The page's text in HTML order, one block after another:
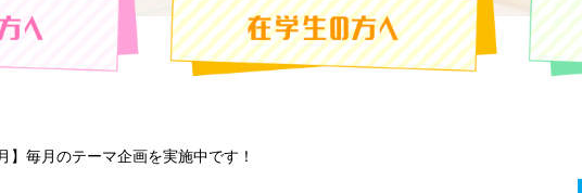
】毎月のテーマ企画を実施中です！